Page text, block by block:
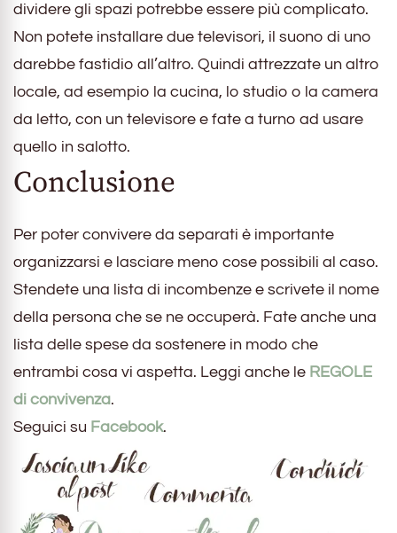
dividere gli spazi potrebbe essere più complicato.
Non potete installare due televisori, il suono di uno
darebbe fastidio all’altro. Quindi attrezzate un altro
locale, ad esempio la cucina, lo studio o la camera
da letto, con un televisore e fate a turno ad usare
quello in salotto.
Conclusione
Per poter convivere da separati è importante
organizzarsi e lasciare meno cose possibili al caso.
Stendete una lista di incombenze e scrivete il nome
della persona che se ne occuperà. Fate anche una
lista delle spese da sostenere in modo che
entrambi cosa vi aspetta. Leggi anche le REGOLE
di convivenza.
Seguici su Facebook.